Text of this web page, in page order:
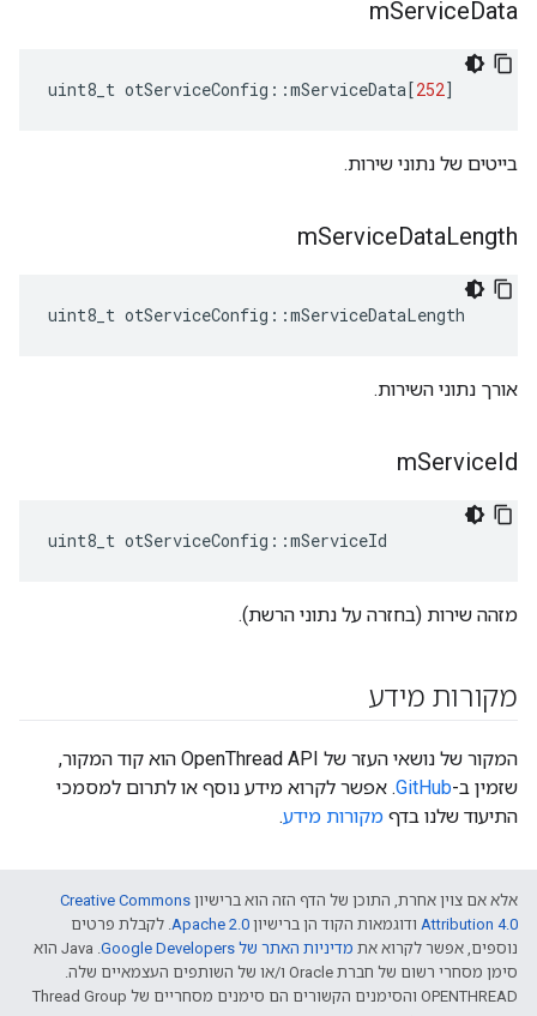
mServiceData
uint8_t otServiceConfig ::mServiceData[252]
בייטים של נתוני שירות.
mServiceDataLength
uint8_t otServiceConfig ::mServiceDataLength
אורך נתוני השירות.
mServiceId
uint8_t otServiceConfig ::mServiceId
מזהה שירות (בחזרה על נתוני הרשת).
מקורות מידע
המקור של נושאי העזר של OpenThread API הוא קוד המקור,
שזמין ב-GitHub. אפשר לקרוא מידע נוסף או לתרום למסמכי
התיעוד שלנו בדף מקורות מידע.
אלא אם צוין אחרת, התוכן של הדף הזה הוא ברישיון Creative Commons
Attribution 4.0‏ ודוגמאות הקוד הן ברישיון Apache 2.0‏. לקבלת פרטים
נוספים, אפשר לקרוא את מדיניות האתר של Google Developers‏
.‏ Java הוא
סימן מסחרי רשום של חברת Oracle ו/או של השותפים העצמאיים שלה.
‫OPENTHREAD והסימנים הקשורים הם סימנים מסחריים של Thread Group